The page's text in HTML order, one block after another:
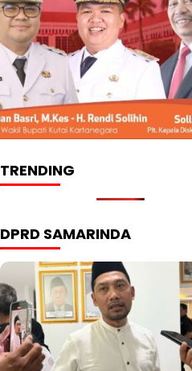
TRENDING
DPRD SAMARINDA